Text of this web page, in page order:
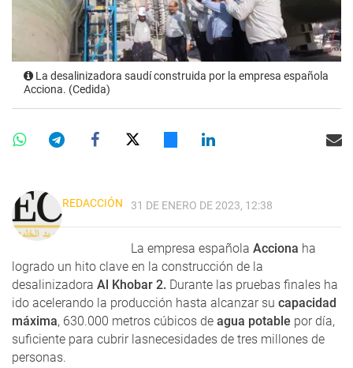
La desalinizadora saudí construida por la empresa española
Acciona. (Cedida)
REDACCIÓN 31 DE ENERO DE 2023, 12:38
La empresa española Acciona ha
logrado un hito clave en la construcción de la
desalinizadora Al Khobar 2. Durante las pruebas finales ha
ido acelerando la producción hasta alcanzar su capacidad
máxima, 630.000 metros cúbicos de agua potable por día,
suficiente para cubrir lasnecesidades de tres millones de
personas.